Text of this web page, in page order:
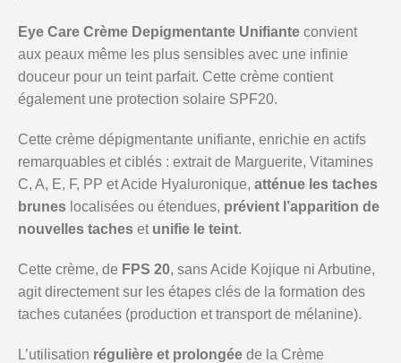
Eye Care Crème Depigmentante Unifiante convient
aux peaux même les plus sensibles avec une infinie
douceur pour un teint parfait. Cette crème contient
également une protection solaire SPF20.
Cette crème dépigmentante unifiante, enrichie en actifs
remarquables et ciblés : extrait de Marguerite, Vitamines
C, A, E, F, PP et Acide Hyaluronique, atténue les taches
brunes localisées ou étendues, prévient l’apparition de
nouvelles taches et unifie le teint.
Cette crème, de FPS 20, sans Acide Kojique ni Arbutine,
agit directement sur les étapes clés de la formation des
taches cutanées (production et transport de mélanine).
L’utilisation régulière et prolongée de la Crème